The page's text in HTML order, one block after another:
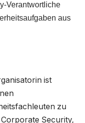
Verantwortliche
aus
ist
zu
Security,